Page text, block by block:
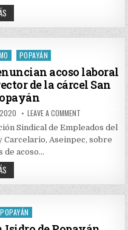
POPAYÁN,
POR
DIRECTOR
TENSIÓN
AL
INTERIOR
DE
CÁRCEL
SAN
ISIDRO
DE
POPAYÁN,
POR
DENUNCIAS
GRAVES
CONTRA
SU
DIRECTOR
POPAYÁN
acoso laboral
de la cárcel San
2020 LEAVE A COMMENT
DEL
DENUNCIAN
PARTE
DEL
Sindical de Empleados del
Aseinpec, sobre
de acoso…
FUNCIONARIOS
DEL
INPEC
DENUNCIAN
LABORAL
Y
SEXUAL,
POPAYÁN